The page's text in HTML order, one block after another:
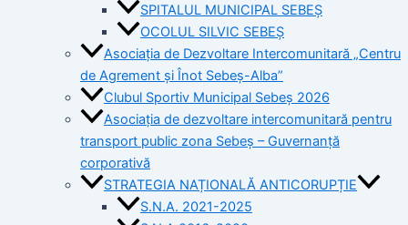
SPITALUL MUNICIPAL SEBEȘ
OCOLUL SILVIC SEBEȘ
Asociația de Dezvoltare Intercomunitară „Centru
de Agrement și Înot Sebeș-Alba”
Clubul Sportiv Municipal Sebeș 2026
Asociația de dezvoltare intercomunitară pentru
transport public zona Sebeș – Guvernanță
corporativă
STRATEGIA NAȚIONALĂ ANTICORUPȚIE
S.N.A. 2021-2025